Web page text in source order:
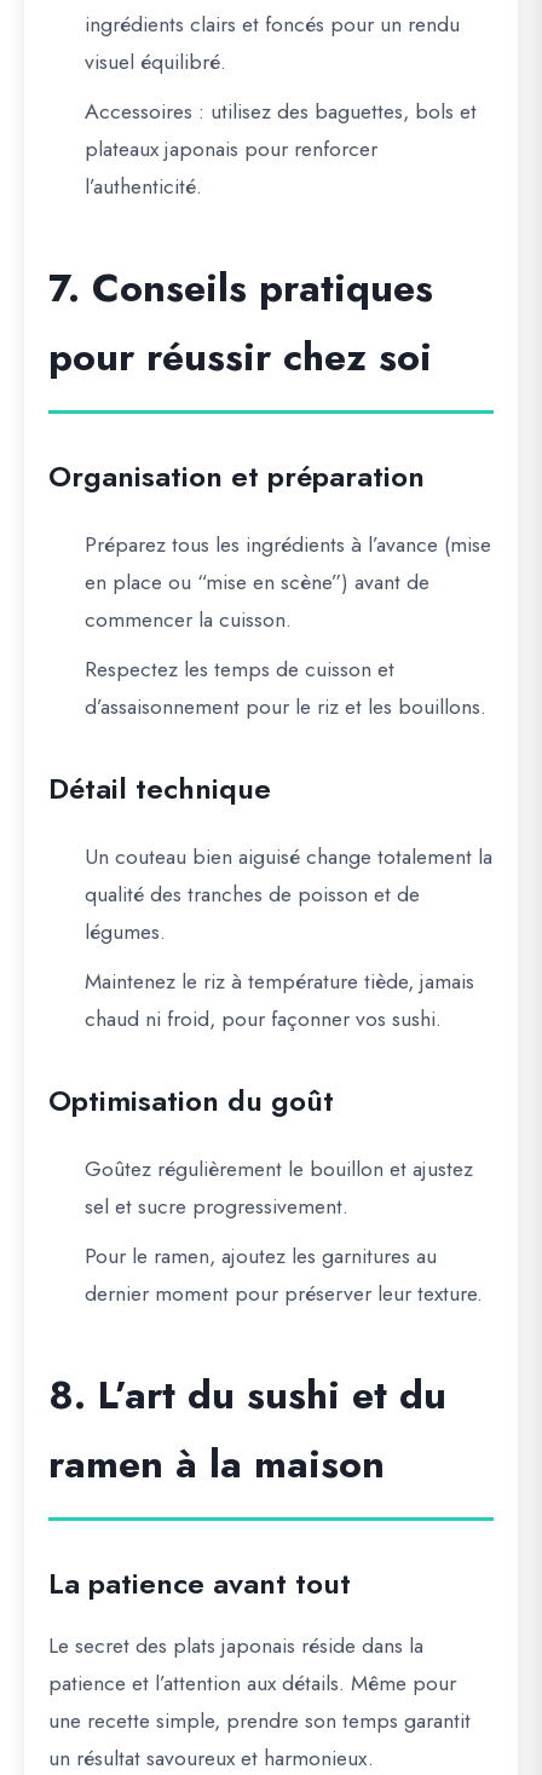
ingrédients clairs et foncés pour un rendu
visuel équilibré.
Accessoires : utilisez des baguettes, bols et
plateaux japonais pour renforcer
l’authenticité.
7. Conseils pratiques
pour réussir chez soi
Organisation et préparation
Prépareztous les ingrédients à l’avance (mise
en place ou “mise en scène”) avant de
commencer la cuisson.
Respectez les temps de cuisson et
d’assaisonnement pour le riz et les bouillons.
Détail technique
Un couteau bien aiguisé change totalement la
qualité des tranches de poisson et de
légumes.
Maintenez le riz à température tiède, jamais
chaud ni froid, pour façonner vos sushi.
Optimisation du goût
Goûtez régulièrement le bouillon et ajustez
sel et sucre progressivement.
Pour le ramen, ajoutez les garnitures au
dernier moment pour préserver leur texture.
8. L’art du sushi et du
ramen à la maison
La patience avant tout
Le secret des plats japonais réside dans la
patience et l’attention aux détails. Même pour
une recette simple, prendre son temps garantit
un résultat savoureux et harmonieux.